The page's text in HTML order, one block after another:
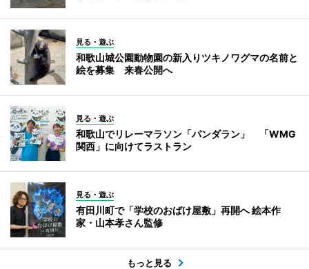
見る・遊ぶ
和歌山城公園動物園の新入りツキノワグマの名前と
絵を募集 来春公開へ
見る・遊ぶ
和歌山でリレーマラソン「パンダラン」 「WMG
関西」に向けてラストラン
見る・遊ぶ
有田川町で「学校のおばけ屋敷」再開へ 絵本作
家・山本孝さん監修
もっと見る